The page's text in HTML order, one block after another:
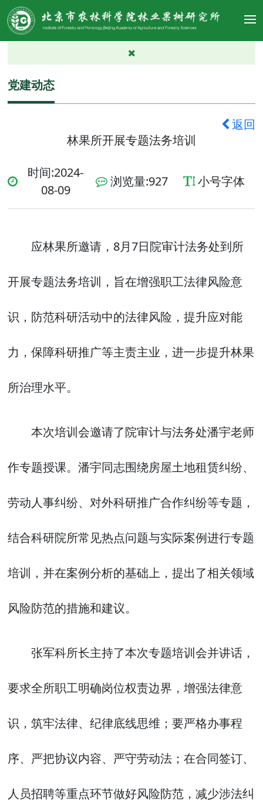
党建动态
返回
林果所开展专题法务培训
时间:2024-
08-09
浏览量:927 小号字体
应林果所邀请，8月7日院审计法务处到所
开展专题法务培训，旨在增强职工法律风险意
识，防范科研活动中的法律风险，提升应对能
力，保障科研推广等主责主业，进一步提升林果
所治理水平。
本次培训会邀请了院审计与法务处潘宇老师
作专题授课。潘宇同志围绕房屋土地租赁纠纷、
劳动人事纠纷、对外科研推广合作纠纷等专题，
结合科研院所常见热点问题与实际案例进行专题
培训，并在案例分析的基础上，提出了相关领域
风险防范的措施和建议。
张军科所长主持了本次专题培训会并讲话，
要求全所职工明确岗位权责边界，增强法律意
识，筑牢法律、纪律底线思维；要严格办事程
序、严把协议内容、严守劳动法；在合同签订、
人员招聘等重点环节做好风险防范，减少涉法纠